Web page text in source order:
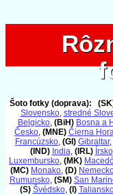
Šoto fotky (doprava):
Slovensko, stredné
Belgicko, (BiH) Bosna a
Česko, (MNE) Čierna
Francúzsko, (GI) Gibraltar,
(IND) India, (IRL) Írsko
Luxembursko, (MK)
(MC) Monako, (D)
Rumunsko, (SM) San
(S) Švédsko, (I)